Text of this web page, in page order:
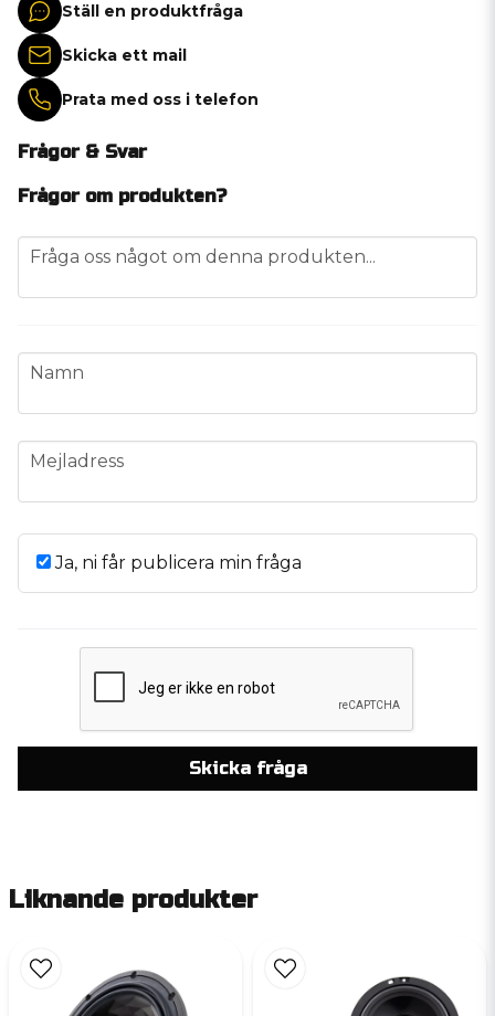
Ställ en produktfråga
Skicka ett mail
Prata med oss i telefon
Frågor & Svar
Frågor om produkten?
question
Fråga oss något om denna produkten...
name
Namn
email
Mejladress
Ja, ni får publicera min fråga
Skicka fråga
Liknande produkter